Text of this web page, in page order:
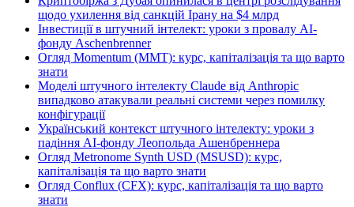
щодо ухилення від санкцій Ірану на $4 млрд
Інвестиції в штучний інтелект: уроки з провалу AI-
фонду Aschenbrenner
Огляд Momentum (MMT): курс, капіталізація та що варто
знати
Моделі штучного інтелекту Claude від Anthropic
випадково атакували реальні системи через помилку
конфігурації
Український контекст штучного інтелекту: уроки з
падіння AI-фонду Леопольда Ашенбреннера
Огляд Metronome Synth USD (MSUSD): курс,
капіталізація та що варто знати
Огляд Conflux (CFX): курс, капіталізація та що варто
знати